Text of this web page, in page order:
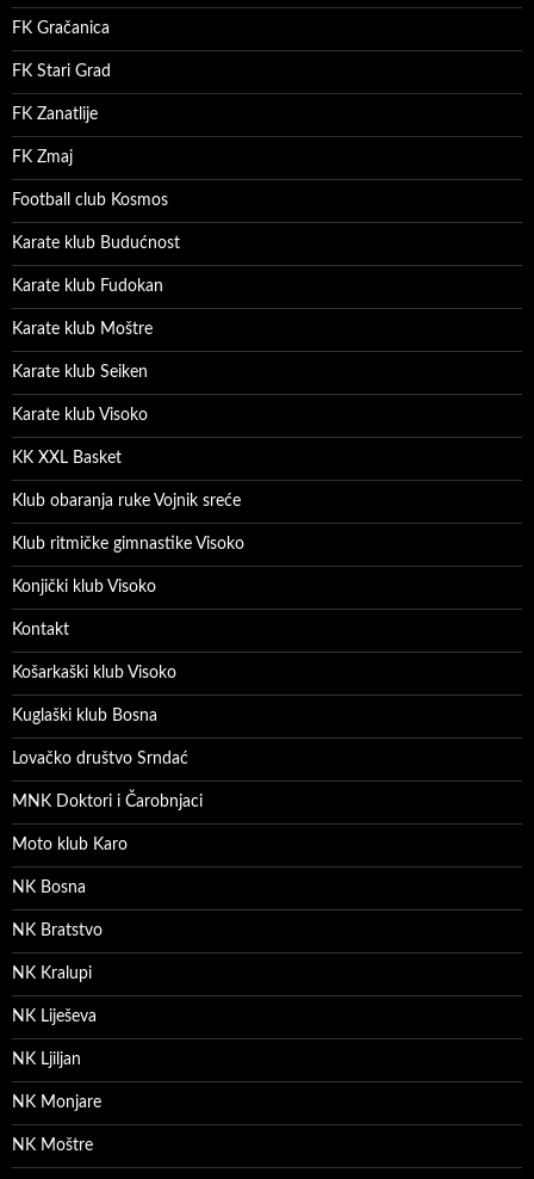
FK Gračanica
FK Stari Grad
FK Zanatlije
FK Zmaj
Football club Kosmos
Karate klub Budućnost
Karate klub Fudokan
Karate klub Moštre
Karate klub Seiken
Karate klub Visoko
KK XXL Basket
Klub obaranja ruke Vojnik sreće
Klub ritmičke gimnastike Visoko
Konjički klub Visoko
Kontakt
Košarkaški klub Visoko
Kuglaški klub Bosna
Lovačko društvo Srndać
MNK Doktori i Čarobnjaci
Moto klub Karo
NK Bosna
NK Bratstvo
NK Kralupi
NK Liješeva
NK Ljiljan
NK Monjare
NK Moštre